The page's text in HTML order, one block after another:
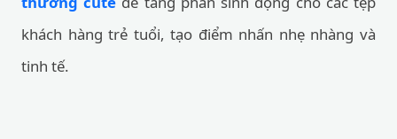
khách hàng trẻ tuổi, tạo điểm nhấn nhẹ nhàng và
tinh tế.